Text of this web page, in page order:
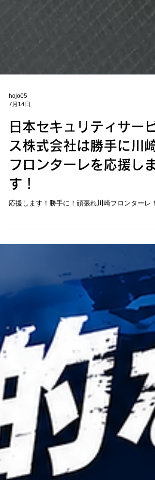
7月14日
日本セキュリティサービ
ス株式会社は勝手に川崎
フロンターレを応援しま
す！